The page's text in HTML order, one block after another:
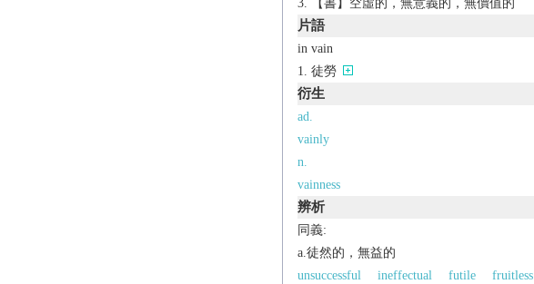
【書】空虛的，無意義的，無價值的
片語
in vain
徒勞
衍生
ad.
vainly
n.
vainness
辨析
同義:
a.徒然的，無益的
unsuccessful
ineffectual futile
fruitless